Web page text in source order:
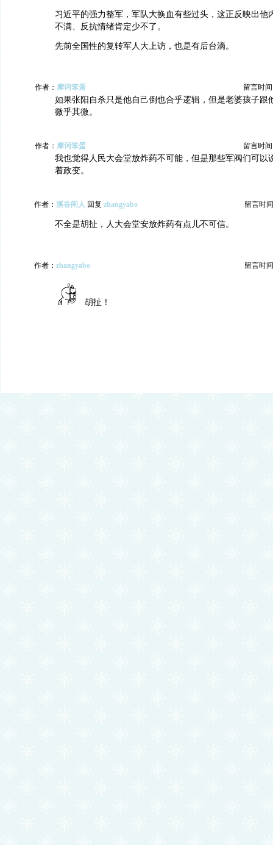
习近平的强力整军，军队大换血有些过头，这正反映出他
不满、反抗情绪肯定少不了。
先前全国性的复转军人大上访，也是有后台滴。
作者： 摩诃笨蛋 留言时间
如果张阳自杀只是他自己倒也合乎逻辑，但是老婆孩子跟
微乎其微。
作者： 摩诃笨蛋 留言时间
我也觉得人民大会堂放炸药不可能，但是那些军阀们可以
着政变。
作者： 溪谷闲人 回复 zhangyabo 留言时
不全是胡扯，人大会堂安放炸药有点儿不可信。
作者： zhangyabo 留言时
胡扯！